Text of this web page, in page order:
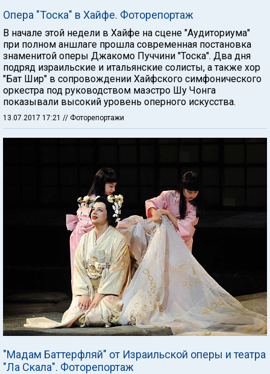
Опера "Тоска" в Хайфе. Фоторепортаж
В начале этой недели в Хайфе на сцене "Аудиториума"
при полном аншлаге прошла современная постановка
знаменитой оперы Джакомо Пуччини "Тоска". Два дня
подряд израильские и итальянские солисты, а также хор
"Бат Шир" в сопровождении Хайфского симфонического
оркестра под руководством маэстро Шу Чонга
показывали высокий уровень оперного искусства.
13.07.2017 17:21 // Фоторепортажи
"Мадам Баттерфляй" от Израильской оперы и театра
"Ла Скала". Фоторепортаж